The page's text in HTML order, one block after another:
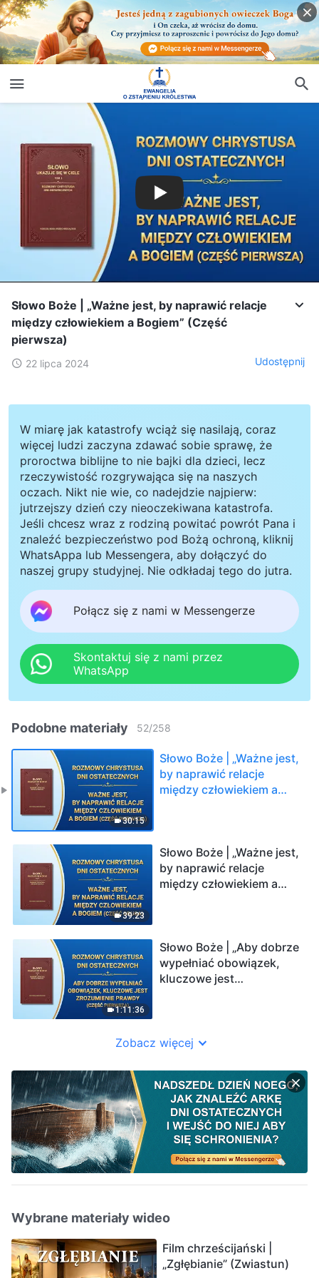
Słowo Boże | „Ważne jest, by naprawić relacje
między człowiekiem a Bogiem” (Część
pierwsza)
22 lipca 2024 Udostępnij
W miarę jak katastrofy wciąż się nasilają, coraz
więcej ludzi zaczyna zdawać sobie sprawę, że
proroctwa biblijne to nie bajki dla dzieci, lecz
rzeczywistość rozgrywająca się na naszych
oczach. Nikt nie wie, co nadejdzie najpierw:
jutrzejszy dzień czy nieoczekiwana katastrofa.
Jeśli chcesz wraz z rodziną powitać powrót Pana i
znaleźć bezpieczeństwo pod Bożą ochroną, kliknij
WhatsAppa lub Messengera, aby dołączyć do
naszej grupy studyjnej. Nie odkładaj tego do jutra.
Połącz się z nami w Messengerze
Skontaktuj się z nami przez
WhatsApp
Podobne materiały 52/258
30:15
Słowo Boże | „Ważne jest,
by naprawić relacje
między człowiekiem a
39:23
Słowo Boże | „Ważne jest,
by naprawić relacje
między człowiekiem a
1:11:36
Słowo Boże | „Aby dobrze
wypełniać obowiązek,
kluczowe jest
Zobacz więcej
Wybrane materiały wideo
Film chrześcijański |
„Zgłębianie” (Zwiastun)